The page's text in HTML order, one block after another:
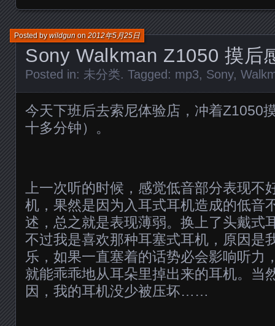
Sony Walkman Z1050 摸后
Posted bywildgunon2012年5月25日
Posted in: 未分类. Tagged: mp3, Sony,
今天下班后去索尼体验店，冲着Z1050
十多分钟）。
上一次听的时候，感觉低音部分表现不
机，果然是因为入耳式耳机造成的低音
述，总之就是表现薄弱。换上了头戴式
不过我是喜欢那种耳塞式耳机，原因是
乐，如果一直塞着的话势必会影响听力
就能乖乖地从耳朵里掉出来的耳机。当
因，我的耳机没少被压坏……